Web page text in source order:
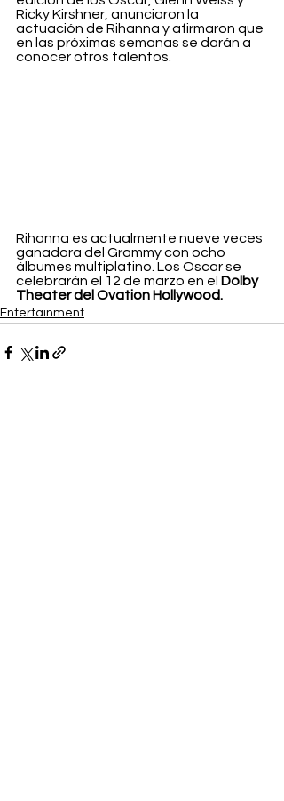
Ricky Kirshner, anunciaron la
actuación de Rihanna y afirmaron que
en las próximas semanas se darán a
conocer otros talentos.
Rihanna es actualmente nueve veces
ganadora del Grammy con ocho
álbumes multiplatino. Los Oscar se
celebrarán el 12 de marzo en el Dolby
Theater del Ovation Hollywood.
Entertainment